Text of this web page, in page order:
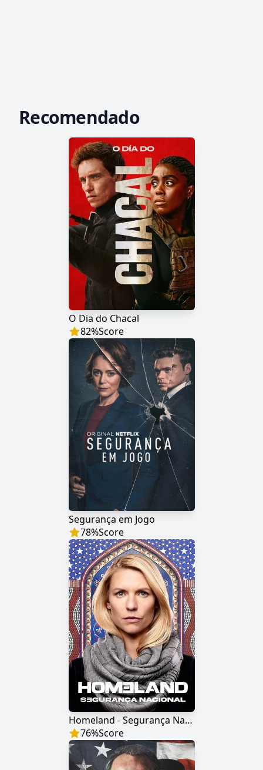
Recomendado
O Dia do Chacal
82%Score
Segurança em Jogo
78%Score
Homeland - Segurança Nacional
76%Score